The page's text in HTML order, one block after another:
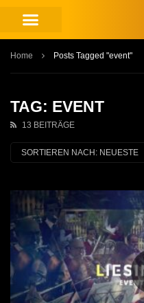
Home Posts Tagged "event"
TAG: EVENT
13 BEITRÄGE
SORTIEREN NACH: NEUESTE